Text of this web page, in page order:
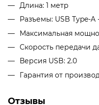
Длина: 1 метр
Разъемы: USB Type-A
Максимальная
Скорость передачи
Версия USB: 2.0
Гарантия от
Отзывы